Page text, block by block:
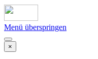
Menü überspringen
×